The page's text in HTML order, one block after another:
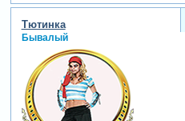
Тютинка
Бывалый